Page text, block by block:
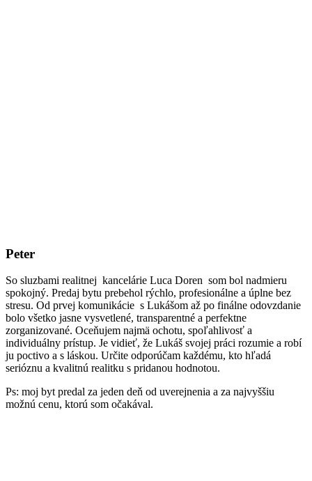
Peter
So sluzbami realitnej kancelárie Luca Doren som bol nadmieru
spokojný. Predaj bytu prebehol rýchlo, profesionálne a úplne bez
stresu. Od prvej komunikácie s Lukášom až po finálne odovzdanie
bolo všetko jasne vysvetlené, transparentné a perfektne
zorganizované. Oceňujem najmä ochotu, spoľahlivosť a
individuálny prístup. Je vidieť, že Lukáš svojej práci rozumie a robí
ju poctivo a s láskou. Určite odporúčam každému, kto hľadá
serióznu a kvalitnú realitku s pridanou hodnotou.
Ps: moj byt predal za jeden deň od uverejnenia a za najvyššiu
možnú cenu, ktorú som očakával.